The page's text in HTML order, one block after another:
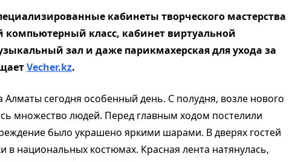
кабинеты творческого мастерства
компьютерный класс, кабинет виртуальной
зал и даже парикмахерская для ухода за
Vecher.kz.
Алматы сегодня особенный день. С полудня, возле нового
множество людей. Перед главным ходом постелили
было украшено яркими шарами. В дверях гостей
в национальных костюмах. Красная лента натянулась,